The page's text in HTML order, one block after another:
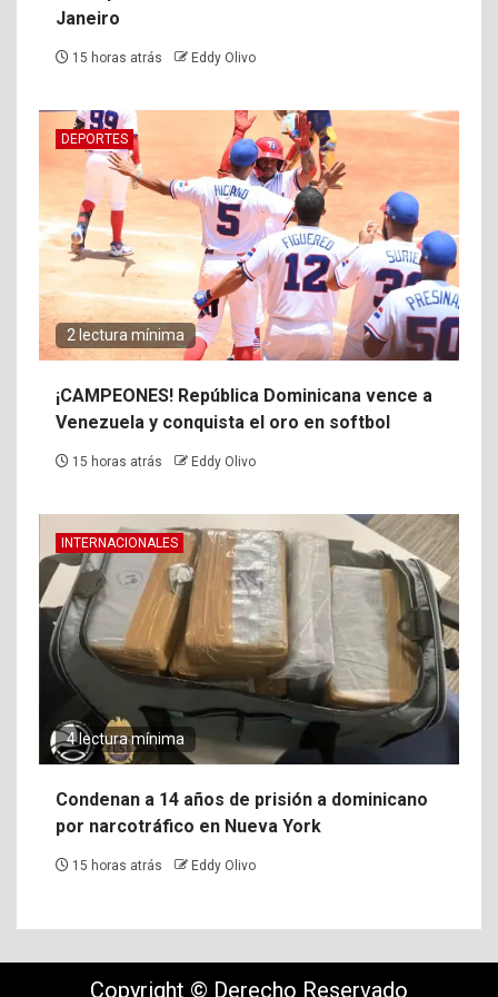
Janeiro
15 horas atrás Eddy Olivo
DEPORTES
2 lectura mínima
¡CAMPEONES! República Dominicana vence a
Venezuela y conquista el oro en softbol
15 horas atrás Eddy Olivo
INTERNACIONALES
4 lectura mínima
Condenan a 14 años de prisión a dominicano
por narcotráfico en Nueva York
15 horas atrás Eddy Olivo
Copyright © Derecho Reservado